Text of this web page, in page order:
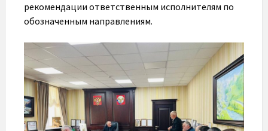
рекомендации ответственным исполнителям по
обозначенным направлениям.